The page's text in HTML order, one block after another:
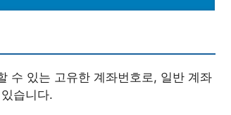
수 있는 고유한 계좌번호로, 일반 계좌
습니다.